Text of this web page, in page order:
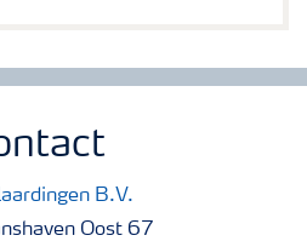
B.V.
Oost 67